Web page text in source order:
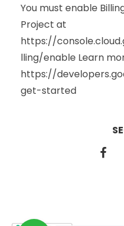
You must enable
Project at
https://
lling/enable Learn
https://
get-started